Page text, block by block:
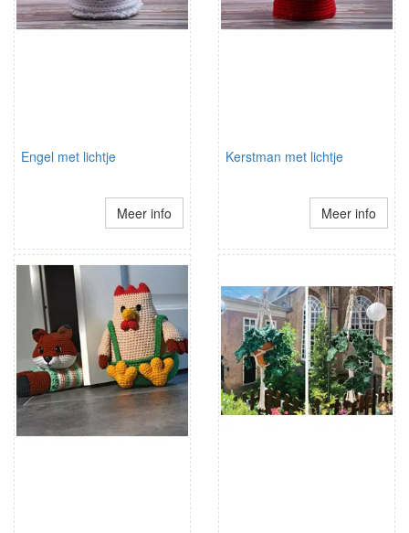
Engel met lichtje
Meer info
Kerstman met lichtje
Meer info